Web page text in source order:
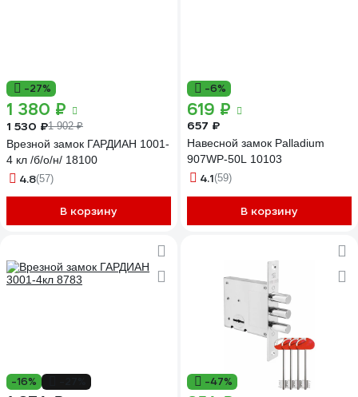
-27%
1 380 ₽
1 530 ₽1 902 ₽
Врезной замок ГАРДИАН 1001-
4 кл /б/о/н/ 18100
4.8(57)
В корзину
-6%
619 ₽
657 ₽
Навесной замок Palladium
907WP-50L 10103
4.1(59)
В корзину
-16% -47%